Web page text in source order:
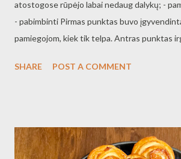
atostogose rūpėjo labai nedaug dalykų; -
- pabimbinti Pirmas punktas buvo
pamiegojom, kiek tik telpa. Antras punktas
ant pečiaus. Lėtai guliašas troškinosi,
Užmerki žirnius, tada užstatai ant pečiaus
tuos žirnius, bet malkos baigiasi, ugnis
SHARE POST A COMMENT